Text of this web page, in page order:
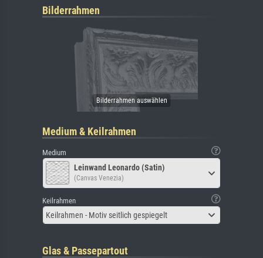
Bilderrahmen
Medium & Keilrahmen
Medium
Leinwand Leonardo (Satin)
(Canvas Venezia)
Keilrahmen
Keilrahmen - Motiv seitlich gespiegelt
Glas & Passepartout